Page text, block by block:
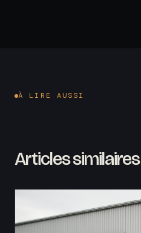
À LIRE AUSSI
Articles similaires